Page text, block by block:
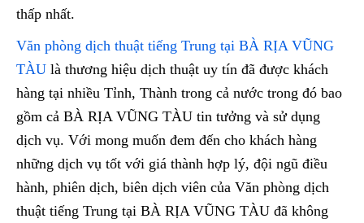
thấp nhất.
Văn phòng dịch thuật tiếng Trung tại BÀ RỊA VŨNG
TÀU là thương hiệu dịch thuật uy tín đã được khách
hàng tại nhiều Tỉnh, Thành trong cả nước trong đó bao
gồm cả BÀ RỊA VŨNG TÀU tin tưởng và sử dụng
dịch vụ. Với mong muốn đem đến cho khách hàng
những dịch vụ tốt với giá thành hợp lý, đội ngũ điều
hành, phiên dịch, biên dịch viên của Văn phòng dịch
thuật tiếng Trung tại BÀ RỊA VŨNG TÀU đã không